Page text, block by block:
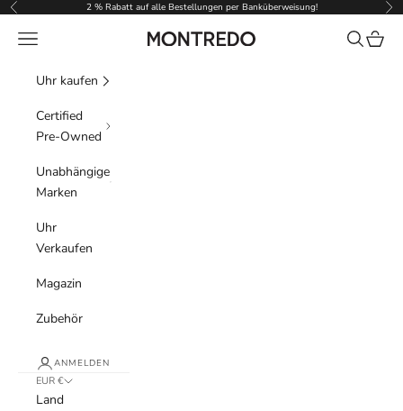
Zum Inhalt springen
Zurück 2 % Rabatt auf alle Bestellungen per Banküberweisung! Vor
Montredo
Menü Suchen
Uhr kaufen
Certified
Pre-Owned
Unabhängige
Marken
Uhr
Verkaufen
Magazin
Zubehör
ANMELDEN
EUR €
Land